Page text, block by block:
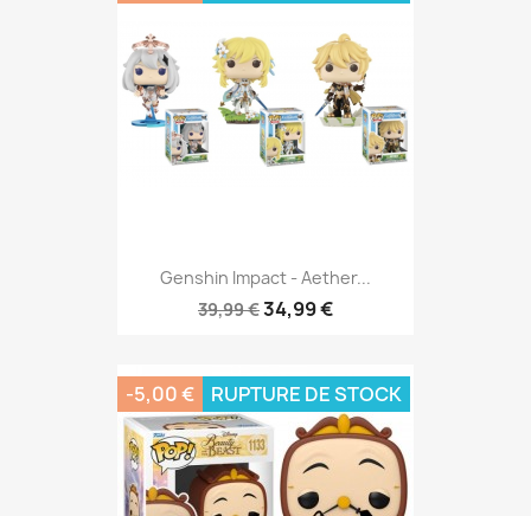
Genshin Impact - Aether...
39,99 €34,99 €
-5,00 € RUPTURE DE STOCK